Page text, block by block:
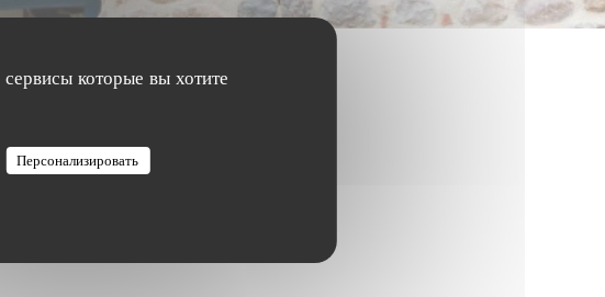
сервисы которые вы хотите
Персонализировать